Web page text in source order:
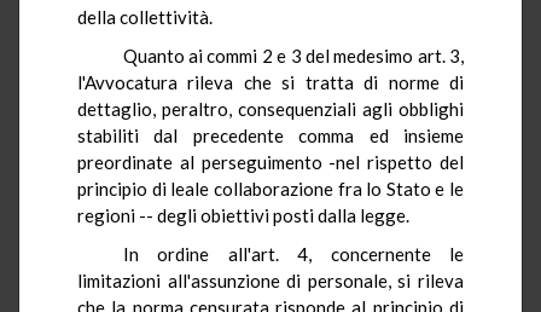
della collettività.
Quanto ai commi 2 e 3 del medesimo art. 3,
l'Avvocatura rileva che si tratta di norme di
dettaglio, peraltro, consequenziali agli obblighi
stabiliti dal precedente comma ed insieme
preordinate al perseguimento -nel rispetto del
principio di leale collaborazione fra lo Stato e le
regioni -- degli obiettivi posti dalla legge.
In ordine all'art. 4, concernente le
limitazioni all'assunzione di personale, si rileva
che la norma censurata risponde al principio di